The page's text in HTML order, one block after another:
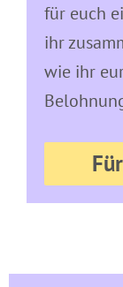
für euch
ihr
wie ihr